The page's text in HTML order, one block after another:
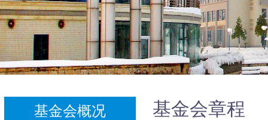
基金会概况 基金会章程